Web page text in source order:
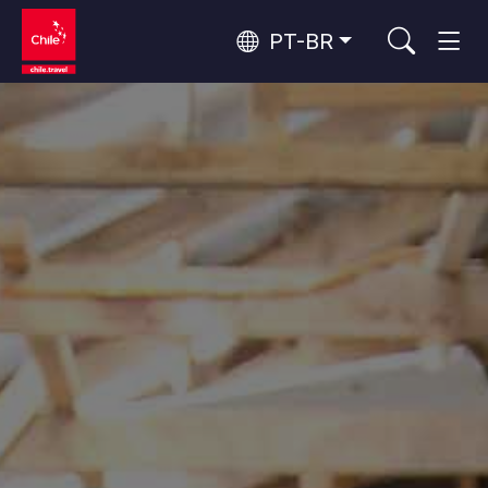
PT-BR
Por área
Florestas, Patagônia, Montanha e Neve
Deserto do Atacama e Altiplano
Deserto e Altiplano, Vales e Povos, Montanha e Neve
Patagônia e Antártida
Santiago, Valparaíso e Vales do Vinho
Aventura e esporte
Natureza e parques nacionais
Top 10 atividades populares
Os 10 principais atrativos
populares